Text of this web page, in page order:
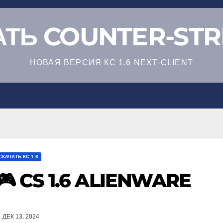
COUNTER-
НОВАЯ ВЕРСИЯ КС 1.6 NEXT-CLIENT
КС 1.6
CS 1.6 ALIENWARE
ДЕК 13, 2024